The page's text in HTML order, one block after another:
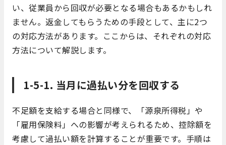
い、従業員から回収が必要となる場合もあるかもしれ
ません。返金してもらうための手段として、主に2つ
の対応方法があります。ここからは、それぞれの対応
方法について解説します。
1-5-1. 当月に過払い分を回収する
不足額を支給する場合と同様で、「源泉所得税」や
「雇用保険料」への影響が考えられるため、控除額を
考慮して過払い額を計算することが重要です。手順は